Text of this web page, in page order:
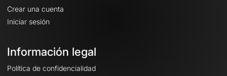
Crear una cuenta
Iniciar sesión
Información legal
Política de confidencialidad